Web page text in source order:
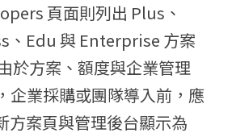
頁面則列出 Plus、
、Edu 與 Enterprise 方案
於方案、額度與企業管理
企業採購或團隊導入前，應
方案頁與管理後台顯示為